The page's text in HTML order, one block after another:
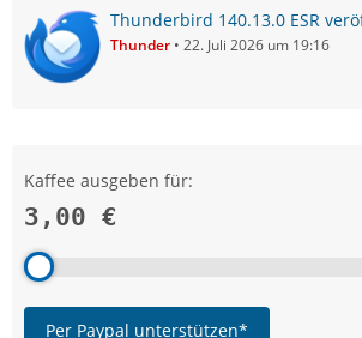
Thunderbird 140.13.0 ESR
Thunder 22. Juli 2026 um 19:16
Kaffee ausgeben für:
3,00 €
Per Paypal unterstützen*